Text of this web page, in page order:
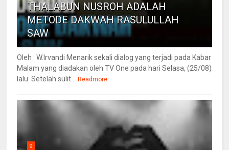
THALABUN NUSROH ADALAH
METODE DAKWAH RASULULLAH
SAW
Oleh : W.Irvandi Menarik sekali dialog yang terjadi pada Kabar
Malam yang diadakan oleh TV One pada hari Selasa, (25/08)
lalu. Setelah sulit... Readmore
9